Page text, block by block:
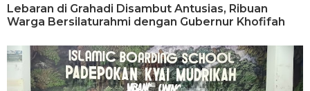
Lebaran di Grahadi Disambut Antusias, Ribuan
Warga Bersilaturahmi dengan Gubernur Khofifah